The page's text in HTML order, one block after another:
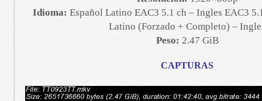
Idioma: Español Latino EAC3 5.1 ch – Ingles EAC3
Latino (Forzado + Completo) –
Peso: 2.47 GiB
CAPTURAS